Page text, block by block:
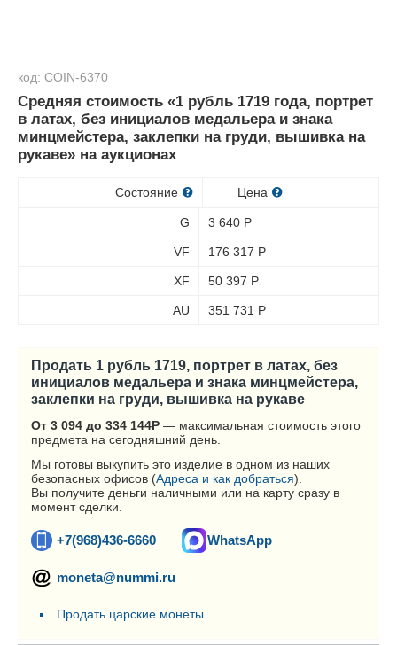
код: COIN-6370
Средняя стоимость «1 рубль 1719 года, портрет
в латах, без инициалов медальера и знака
минцмейстера, заклепки на груди, вышивка на
рукаве» на аукционах
Состояние Цена
G 3 640 Р
VF 176 317 Р
XF 50 397 Р
AU 351 731 Р
Продать 1 рубль 1719, портрет в латах, без
инициалов медальера и знака минцмейстера,
заклепки на груди, вышивка на рукаве
От 3 094 до 334 144Р — максимальная стоимость этого
предмета на сегодняшний день.
Мы готовы выкупить это изделие в одном из наших
безопасных офисов (Адреса и как добраться).
Вы получите деньги наличными или на карту сразу в
момент сделки.
+7(968)436-6660 WhatsApp
moneta@nummi.ru
Продать царские монеты